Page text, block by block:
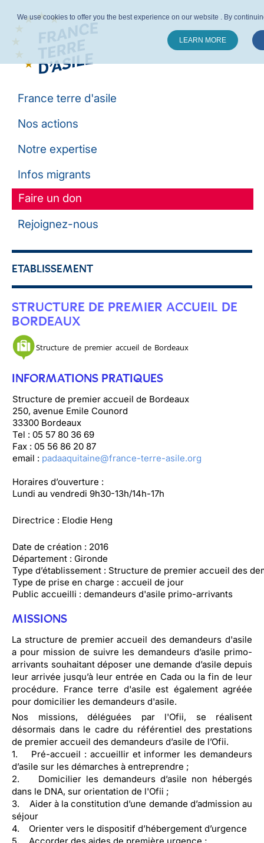
France terre d'asile
Nos actions
Notre expertise
Infos migrants
Faire un don
Rejoignez-nous
ETABLISSEMENT
STRUCTURE DE PREMIER ACCUEIL DE
BORDEAUX
Structure de premier accueil de Bordeaux
INFORMATIONS PRATIQUES
Structure de premier accueil de Bordeaux
250, avenue Emile Counord
33300 Bordeaux
Tel : 05 57 80 36 69
Fax : 05 56 86 20 87
email : padaaquitaine@france-terre-asile.org
Horaires d’ouverture :
Lundi au vendredi 9h30-13h/14h-17h
Directrice : Elodie Heng
Date de création : 2016
Département : Gironde
Type d’établissement : Structure de premier accueil des
Type de prise en charge : accueil de jour
Public accueilli : demandeurs d'asile primo-arrivants
MISSIONS
La structure de premier accueil des demandeurs d'asile
a pour mission de suivre les demandeurs d’asile primo-
arrivants souhaitant déposer une demande d’asile depuis
leur arrivée jusqu’à leur entrée en Cada ou la fin de leur
procédure. France terre d'asile est également agréée
pour domicilier les demandeurs d'asile.
Nos missions, déléguées par l'Ofii, se réalisent
désormais dans le cadre du référentiel des prestations
de premier accueil des demandeurs d’asile de l’Ofii.
1. Pré-accueil : accueillir et informer les demandeurs
d’asile sur les démarches à entreprendre ;
2. Domicilier les demandeurs d’asile non hébergés
dans le DNA, sur orientation de l'Ofii ;
3. Aider à la constitution d’une demande d’admission au
séjour
4. Orienter vers le dispositif d’hébergement d’urgence
We use cookies to offer you the best experience on our website . By
LEARN MORE